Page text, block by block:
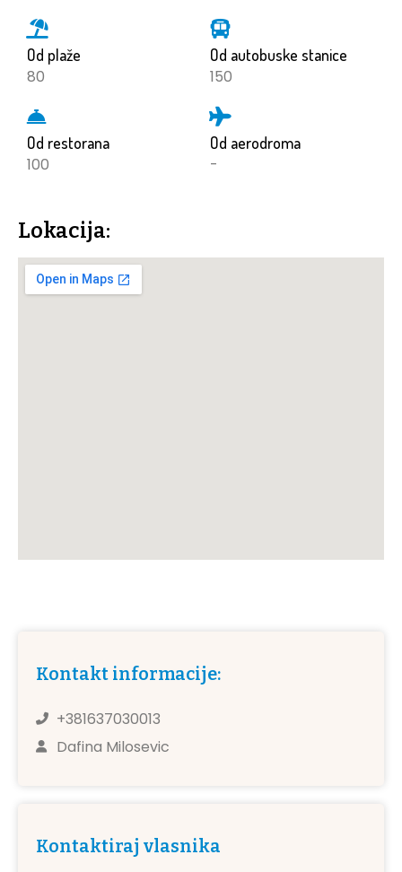
Od plaže
80
Od restorana
100
Od autobuske stanice
150
Od aerodroma
-
Lokacija:
Kontakt informacije:
+381637030013
Dafina Milosevic
Kontaktiraj vlasnika